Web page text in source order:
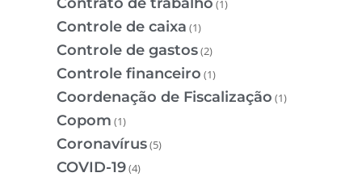
(1)
Controle de caixa (1)
Controle de gastos(2)
Controle financeiro (1)
Coordenação de Fiscalização (1)
Copom (1)
Coronavírus(5)
COVID-19(4)